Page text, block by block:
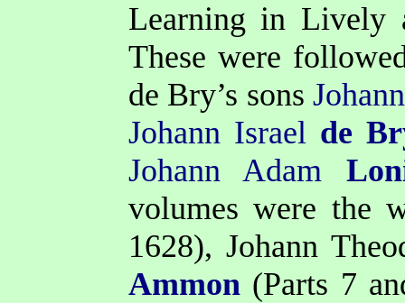
Learning in Lively
These were
de Bry’s sons
Johann Israel de
Johann Adam
volumes were the
1628), Johann
Ammon(Parts 7